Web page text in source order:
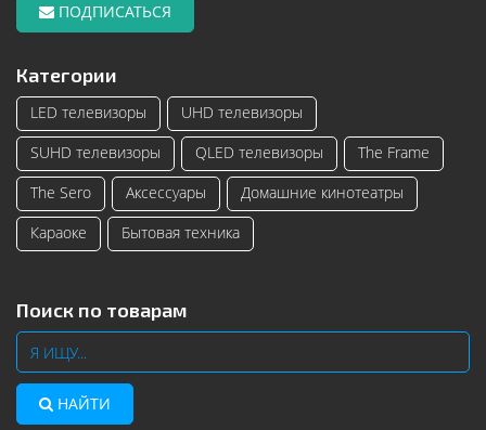
ПОДПИСАТЬСЯ
Категории
LED телевизоры
UHD телевизоры
SUHD телевизоры
QLED телевизоры
The Frame
The Sero
Аксессуары
Домашние кинотеатры
Караоке
Бытовая техника
Поиск по товарам
НАЙТИ